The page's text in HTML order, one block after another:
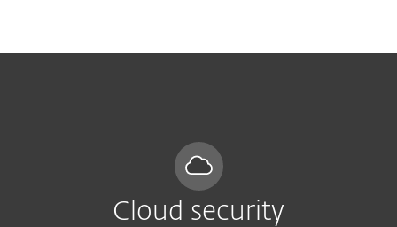
Cloud security